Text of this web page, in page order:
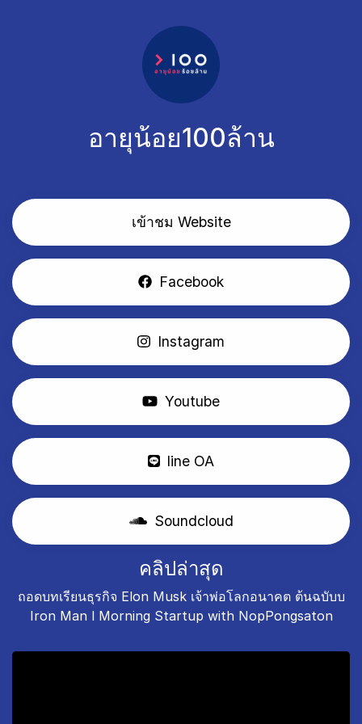
อายุน้อย100ล้าน
เข้าชม Website
Facebook
Instagram
Youtube
line OA
Soundcloud
คลิปล่าสุด
ถอดบทเรียนธุรกิจ Elon Musk เจ้าพ่อโลกอนาคต ต้นฉบับบ
Iron Man l Morning Startup with NopPongsaton